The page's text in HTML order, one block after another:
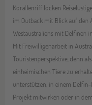
Korallenriff locken
im Outback mit Blick auf den
Westaustraliens mit Delfinen
Mit Freiwilligenarbeit in
Touristenperspektive, denn
einheimischen Tiere zu
unterstützen, in einem
Projekt mitwirken oder in